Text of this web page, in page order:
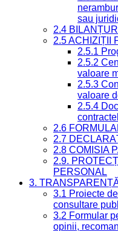
sau
2.4
2.5 ACHIZIȚII
2.5.1
2.5.2
valoare
2.5.3
valoare
2.5.4
2.6
2.7
2.8 COMISIA
2.9.
PERSONAL
3.
3.1 Proiecte
consultare
3.2 Formular
opinii,